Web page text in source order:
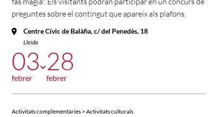
preguntes sobre el contingut que apareix als plafons.
Centre Cívic de Balàfia, c/ del Penedès, 18
Lleida
03
febrer
28
febrer
Activitats complementàries > Activitats culturals